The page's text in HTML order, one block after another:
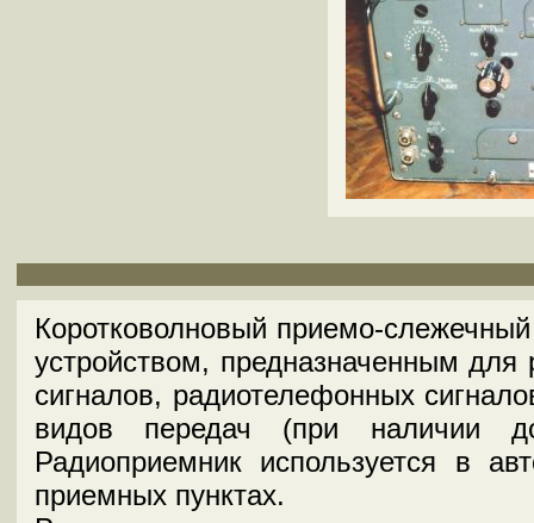
Коротковолновый приемо-
устройством, предназначенным
сигналов, радиотелефонных
видов передач (при наличии
Радиоприемник используется в
приемных пунктах.